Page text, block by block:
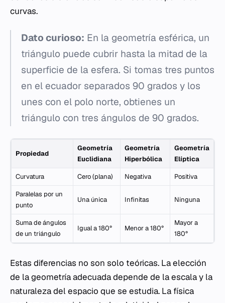
curvas.
Dato curioso: En la geometría esférica, un
triángulo puede cubrir hasta la mitad de la
superficie de la esfera. Si tomas tres puntos
en el ecuador separados 90 grados y los
unes con el polo norte, obtienes un
triángulo con tres ángulos de 90 grados.
Propiedad
Geometría
Euclidiana
Geometría
Hiperbólica
Geometría
Elíptica
Curvatura Cero (plana) Negativa Positiva
Paralelas por un
punto
Una única Infinitas Ninguna
Suma de ángulos
de un triángulo
Igual a 180° Menor a 180°
Mayor a
180°
Estas diferencias no son solo teóricas. La elección
de la geometría adecuada depende de la escala y la
naturaleza del espacio que se estudia. La física